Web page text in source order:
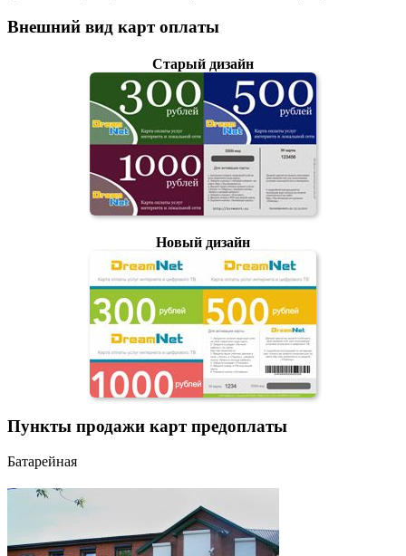
Внешний вид карт оплаты
Старый дизайн
Новый дизайн
Пункты продажи карт предоплаты
Батарейная